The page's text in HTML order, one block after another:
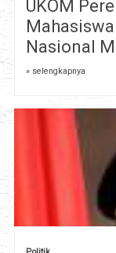
UKOM
Nasional
» selengkapnya